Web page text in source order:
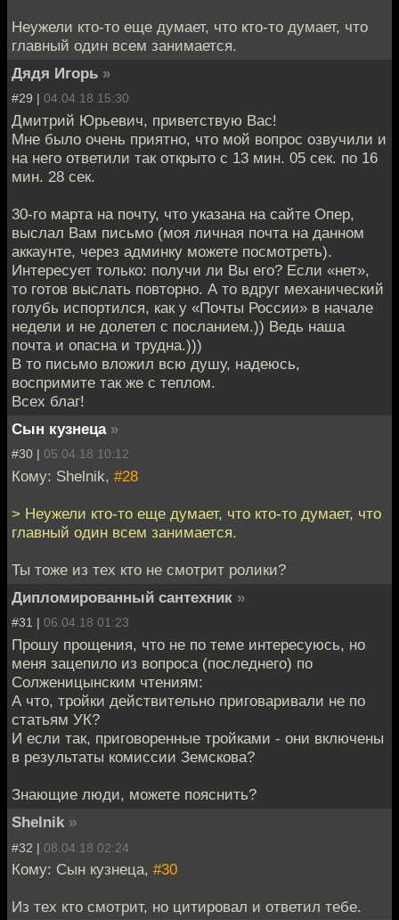
Неужели кто-то еще думает, что кто-то думает, что
главный один всем занимается.
Дядя Игорь »
#29 | 04.04.18 15:30
Дмитрий Юрьевич, приветствую Вас!
Мне было очень приятно, что мой вопрос озвучили и
на него ответили так открыто с 13 мин. 05 сек. по 16
мин. 28 сек.
30-го марта на почту, что указана на сайте Опер,
выслал Вам письмо (моя личная почта на данном
аккаунте, через админку можете посмотреть).
Интересует только: получи ли Вы его? Если «нет»,
то готов выслать повторно. А то вдруг механический
голубь испортился, как у «Почты России» в начале
недели и не долетел с посланием.)) Ведь наша
почта и опасна и трудна.)))
В то письмо вложил всю душу, надеюсь,
воспримите так же с теплом.
Всех благ!
Сын кузнеца »
#30 | 05.04.18 10:12
Кому: Shelnik, #28
> Неужели кто-то еще думает, что кто-то думает, что
главный один всем занимается.
Ты тоже из тех кто не смотрит ролики?
Дипломированный сантехник »
#31 | 06.04.18 01:23
Прошу прощения, что не по теме интересуюсь, но
меня зацепило из вопроса (последнего) по
Солженицынским чтениям:
А что, тройки действительно приговаривали не по
статьям УК?
И если так, приговоренные тройками - они включены
в результаты комиссии Земскова?
Знающие люди, можете пояснить?
Shelnik »
#32 | 08.04.18 02:24
Кому: Сын кузнеца, #30
Из тех кто смотрит, но цитировал и ответил тебе.